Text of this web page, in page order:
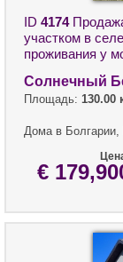
ID 4174
участком в
проживания у
Солнечный
Площадь: 130.00
Дома в
€